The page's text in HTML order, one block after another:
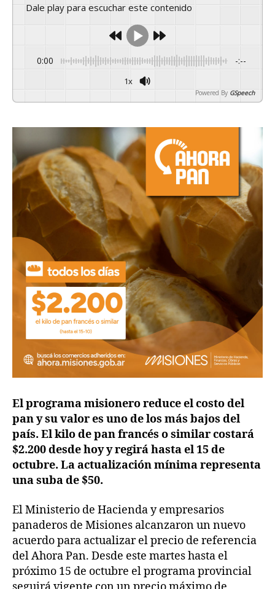
Dale play para escuchar este contenido
0:00 -:--
1x
Powered By GSpeech
El programa misionero reduce el costo del
pan y su valor es uno de los más bajos del
país. El kilo de pan francés o similar costará
$2.200 desde hoy y regirá hasta el 15 de
octubre. La actualización mínima representa
una suba de $50.
El Ministerio de Hacienda y empresarios
panaderos de Misiones alcanzaron un nuevo
acuerdo para actualizar el precio de referencia
del Ahora Pan. Desde este martes hasta el
próximo 15 de octubre el programa provincial